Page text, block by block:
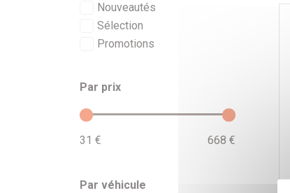
Nouveautés
Sélection
Promotions
Par prix
31 € 668 €
Par véhicule